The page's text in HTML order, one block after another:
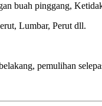
buah pinggang,
Lumbar, Perut dll.
pemulihan